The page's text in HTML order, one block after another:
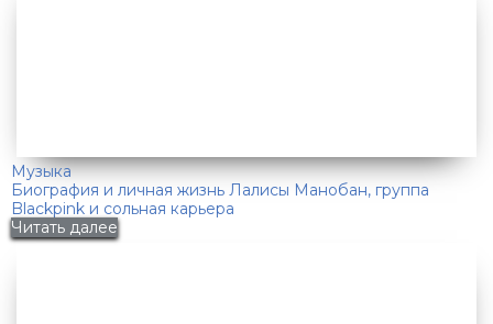
Музыка
Биография и личная жизнь Лалисы Манобан, группа
Blackpink и сольная карьера
Читать далее